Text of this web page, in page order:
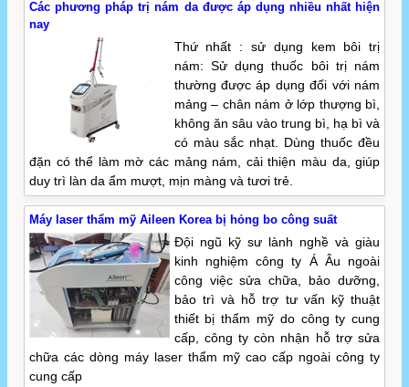
Các phương pháp trị nám da được áp dụng nhiều nhất hiện
nay
Thứ nhất : sử dụng kem bôi trị
nám: Sử dụng thuốc bôi trị nám
thường được áp dụng đối với nám
mảng – chân nám ở lớp thượng bì,
không ăn sâu vào trung bì, hạ bì và
có màu sắc nhạt. Dùng thuốc đều
đặn có thể làm mờ các mảng nám, cải thiện màu da, giúp
duy trì làn da ẩm mượt, mịn màng và tươi trẻ.
Máy laser thẩm mỹ Aileen Korea bị hỏng bo công suất
Đội ngũ kỹ sư lành nghề và giàu
kinh nghiệm công ty Á Âu ngoài
công việc sửa chữa, bảo dưỡng,
bảo trì và hỗ trợ tư vấn kỹ thuật
thiết bị thẩm mỹ do công ty cung
cấp, công ty còn nhận hỗ trợ sửa
chữa các dòng máy laser thẩm mỹ cao cấp ngoài công ty
cung cấp